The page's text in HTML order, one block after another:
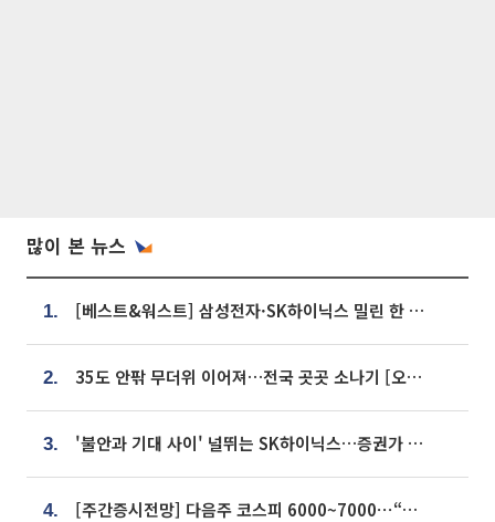
많이 본 뉴스
1. [베스트&워스트] 삼성전자·SK하이닉스 밀린 한 주…상상인증권은 85% 급등
2. 35도 안팎 무더위 이어져…전국 곳곳 소나기 [오늘 날씨]
3. '불안과 기대 사이' 널뛰는 SK하이닉스…증권가 "HBM4·LTA 기반 펀터멘털 견고"
4. [주간증시전망] 다음주 코스피 6000~7000⋯“外人 수급은 정책이 변수”